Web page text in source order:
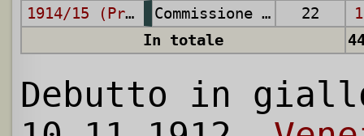
1914/15 (Prima Categoria)
Commissione Tecnica 22
In totale
Debutto in